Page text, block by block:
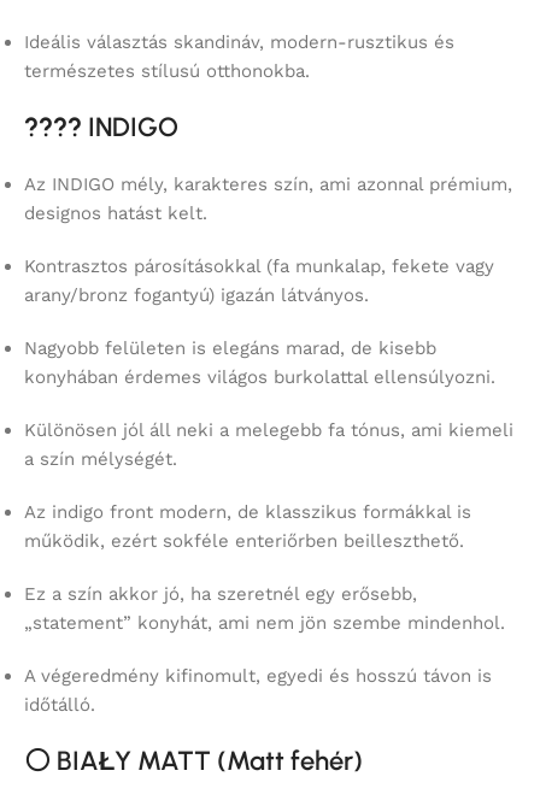
Ideális választás skandináv, modern-rusztikus és
természetes stílusú otthonokba.
???? INDIGO
Az INDIGO mély, karakteres szín, ami azonnal prémium,
designos hatást kelt.
Kontrasztos párosításokkal (fa munkalap, fekete vagy
arany/bronz fogantyú) igazán látványos.
Nagyobb felületen is elegáns marad, de kisebb
konyhában érdemes világos burkolattal ellensúlyozni.
Különösen jól áll neki a melegebb fa tónus, ami kiemeli
a szín mélységét.
Az indigo front modern, de klasszikus formákkal is
működik, ezért sokféle enteriőrben beilleszthető.
Ez a szín akkor jó, ha szeretnél egy erősebb,
„statement” konyhát, ami nem jön szembe mindenhol.
A végeredmény kifinomult, egyedi és hosszú távon is
időtálló.
⚪ BIAŁY MATT (Matt fehér)